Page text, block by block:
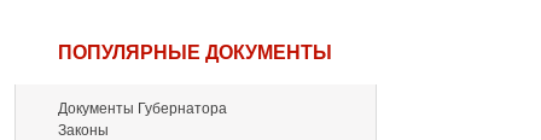
ПОПУЛЯРНЫЕ ДОКУМЕНТЫ
Документы Губернатора
Законы